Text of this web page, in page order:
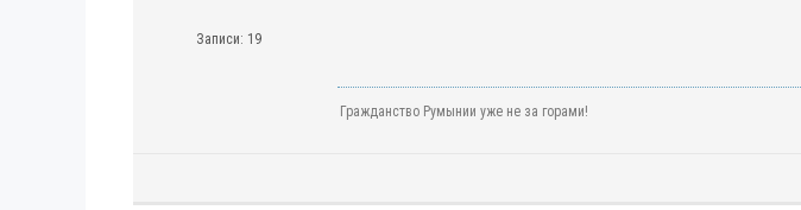
Записи: 19
Гражданство Румынии уже не за горами!